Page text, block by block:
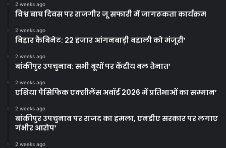
2 weeks ago
विश्व बाघ दिवस पर राजगीर जू सफारी में जागरूकता कार्यक्रम
2 weeks ago
बिहार कैबिनेट: 22 हजार आंगनबाड़ी बहाली को मंजूरी’
2 weeks ago
बांकीपुर उपचुनाव: सभी बूथों पर केंद्रीय बल तैनात’
2 weeks ago
एशिया पैसिफिक एक्सीलेंस अवॉर्ड 2026 में प्रतिभाओं का सम्मान’
2 weeks ago
बांकीपुर उपचुनाव पर राजद का हमला, एनडीए सरकार पर लगाए
गंभीर आरोप’
2 weeks ago